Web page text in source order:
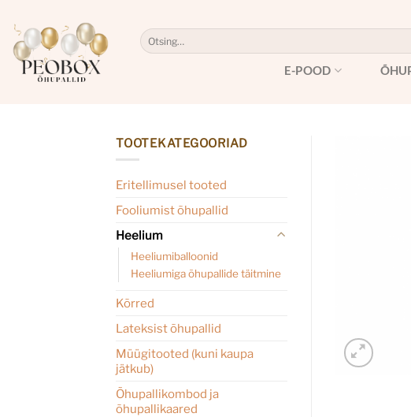
content
Otsi:
E-POOD
TOOTEKATEGOORIAD
Eritellimusel tooted
Fooliumist õhupallid
Heelium
Heeliumiballoonid
Heeliumiga õhupallide täitmine
Kõrred
Lateksist õhupallid
Müügitooted (kuni kaupa
jätkub)
Õhupallikombod ja
õhupallikaared